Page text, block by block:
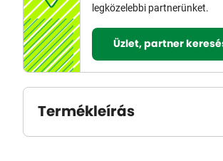
legközelebbi partnerünket.
Üzlet, partner
Termékleírás